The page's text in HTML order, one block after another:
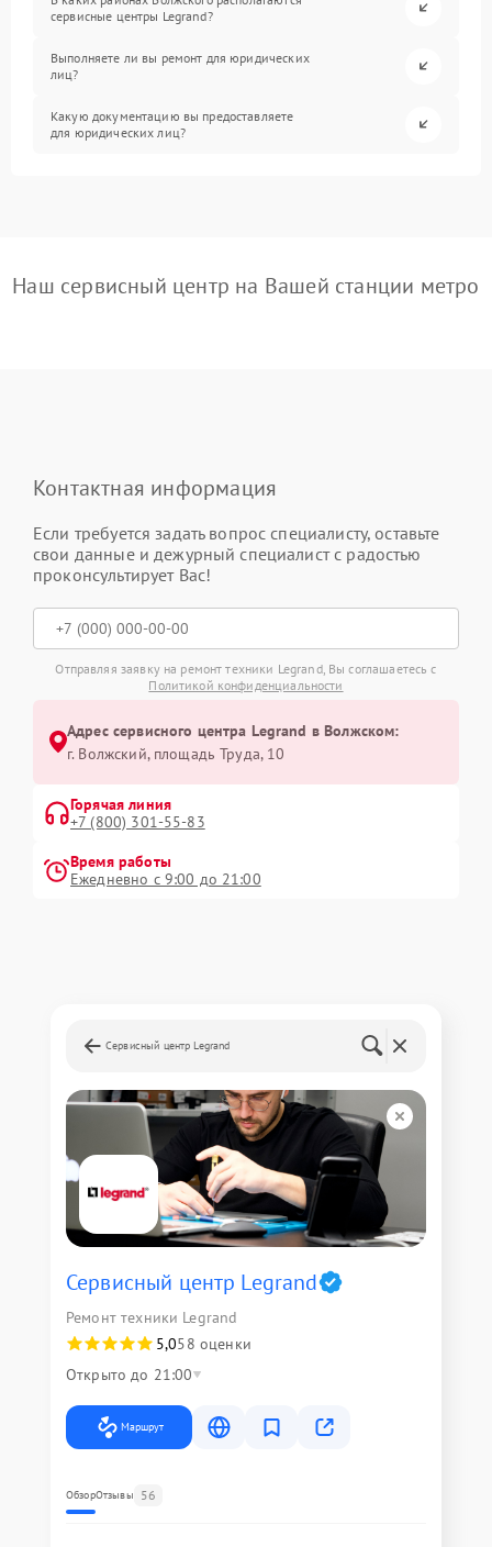
сервисные центры Legrand?
Выполняете ли вы ремонт для юридических
лиц?
Какую документацию вы предоставляете
для юридических лиц?
Наш сервисный центр на Вашей станции метро
Контактная информация
Если требуется задать вопрос специалисту, оставьте
свои данные и дежурный специалист с радостью
проконсультирует Вас!
Отправляя заявку на ремонт техники Legrand, Вы соглашаетесь с
Политикой конфиденциальности
Адрес сервисного центра Legrand в Волжском:
г. Волжский, площадь Труда, 10
Горячая линия
+7 (800) 301-55-83
Время работы
Ежедневно с 9:00 до 21:00
Сервисный центр Legrand
Сервисный центр Legrand
Ремонт техники Legrand
5,058 оценки
Открыто до 21:00
Маршрут
ОбзорОтзывы 56